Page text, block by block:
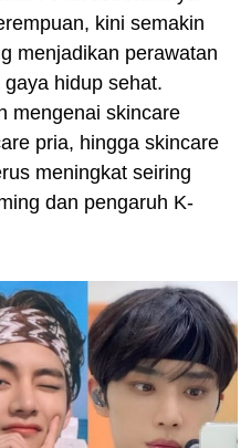
kini semakin
menjadikan perawatan
hidup sehat.
mengenai skincare
pria, hingga skincare
meningkat seiring
dan pengaruh K-